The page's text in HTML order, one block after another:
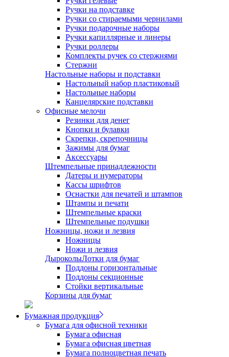
Ручки на подставке
Ручки со стираемыми чернилами
Ручки подарочные наборы
Ручки капиллярные и линеры
Ручки роллеры
Комплекты ручек со стержнями
Стержни
Настольные наборы и подставки
Настольный набор пластиковый
Настольные наборы
Канцелярские подставки
Офисные мелочи
Резинки для денег
Кнопки и булавки
Скрепки, скрепочницы
Зажимы для бумаг
Аксессуары
Штемпельные принадлежности
Датеры и нумераторы
Кассы шрифтов
Оснастки для печатей и штампов
Штампы и печати
Штемпельные краски
Штемпельные подушки
Ножницы, ножи и лезвия
Ножницы
Ножи и лезвия
ДыроколыЛотки для бумаг
Поддоны горизонтальные
Поддоны секционные
Стойки вертикальные
Корзины для бумаг
Бумажная продукция
Бумага для офисной техники
Бумага офисная
Бумага офисная цветная
Бумага полноцветная печать